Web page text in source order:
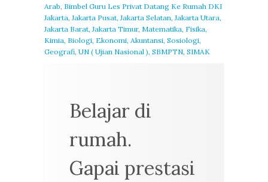
Arab, Bimbel Guru Les Privat Datang Ke Rumah DKI
Jakarta, Jakarta Pusat, Jakarta Selatan, Jakarta Utara,
Jakarta Barat, Jakarta Timur, Matematika, Fisika,
Kimia, Biologi, Ekonomi, Akuntansi, Sosiologi,
Geografi, UN ( Ujian Nasional ), SBMPTN, SIMAK
Belajar di
rumah.
Gapai prestasi